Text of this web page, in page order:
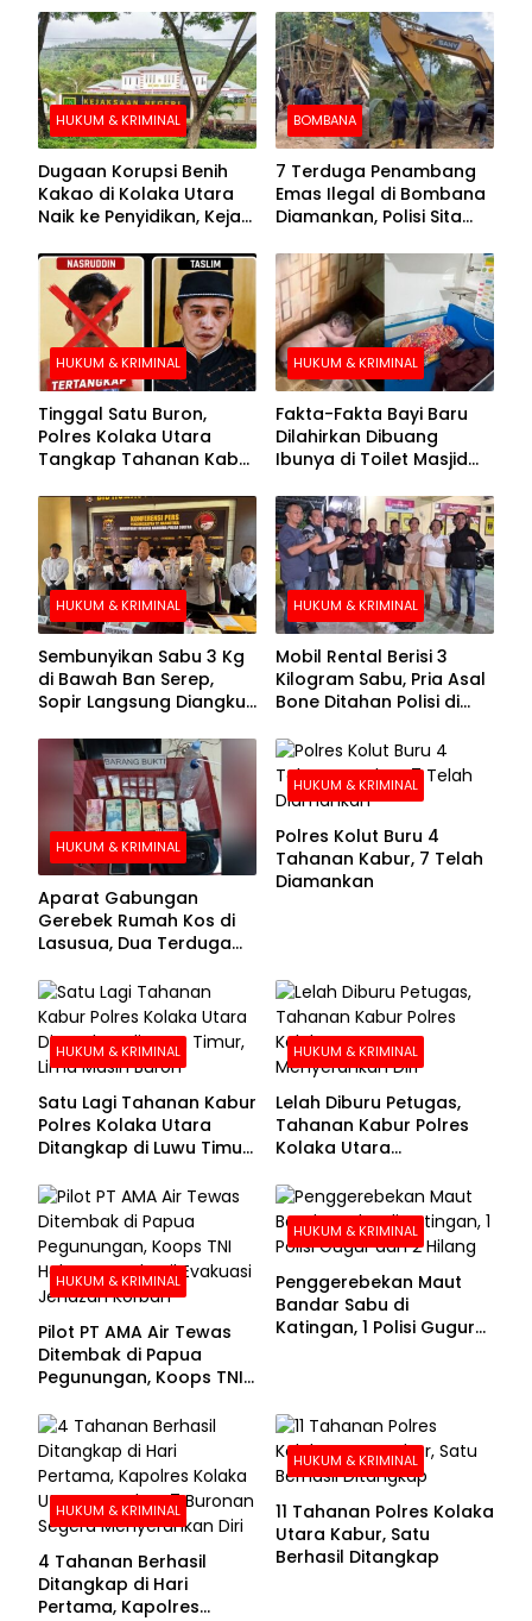
HUKUM & KRIMINAL
Dugaan Korupsi Benih
Kakao di Kolaka Utara
Naik ke Penyidikan, Kejari
BOMBANA
7 Terduga Penambang
Emas Ilegal di Bombana
Diamankan, Polisi Sita
Crusher
HUKUM & KRIMINAL
Tinggal Satu Buron,
Polres Kolaka Utara
Tangkap Tahanan Kabur
Pengejaran
HUKUM & KRIMINAL
Fakta-Fakta Bayi Baru
Dilahirkan Dibuang
Ibunya di Toilet Masjid
HUKUM & KRIMINAL
Sembunyikan Sabu 3 Kg
di Bawah Ban Serep,
Sopir Langsung Diangkut
HUKUM & KRIMINAL
Mobil Rental Berisi 3
Kilogram Sabu, Pria Asal
Bone Ditahan Polisi di
HUKUM & KRIMINAL
Aparat Gabungan
Gerebek Rumah Kos di
Lasusua, Dua Terduga
HUKUM & KRIMINAL
Polres Kolut Buru 4
Tahanan Kabur, 7 Telah
Diamankan
HUKUM & KRIMINAL
Satu Lagi Tahanan Kabur
Polres Kolaka Utara
Ditangkap di Luwu Timur,
HUKUM & KRIMINAL
Lelah Diburu Petugas,
Tahanan Kabur Polres
Kolaka Utara
HUKUM & KRIMINAL
Pilot PT AMA Air Tewas
Ditembak di Papua
Pegunungan, Koops TNI
Evakuasi Jenazah
Korban
HUKUM & KRIMINAL
Penggerebekan Maut
Bandar Sabu di
Katingan, 1 Polisi Gugur
HUKUM & KRIMINAL
4 Tahanan Berhasil
Ditangkap di Hari
Pertama, Kapolres
HUKUM & KRIMINAL
11 Tahanan Polres Kolaka
Utara Kabur, Satu
Berhasil Ditangkap